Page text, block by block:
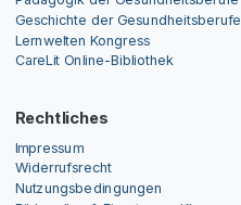
Geschichte der Gesundheitsberufe
Lernwelten Kongress
CareLit Online-Bibliothek
Rechtliches
Impressum
Widerrufsrecht
Nutzungsbedingungen